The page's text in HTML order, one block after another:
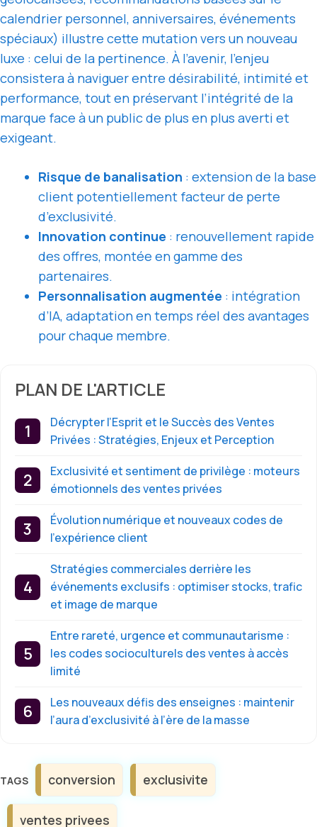
calendrier personnel, anniversaires, événements
spéciaux) illustre cette mutation vers un nouveau
luxe : celui de la pertinence. À l’avenir, l’enjeu
consistera à naviguer entre désirabilité, intimité et
performance, tout en préservant l’intégrité de la
marque face à un public de plus en plus averti et
exigeant.
Risque de banalisation : extension de la base
client potentiellement facteur de perte
d’exclusivité.
Innovation continue : renouvellement rapide
des offres, montée en gamme des
partenaires.
Personnalisation augmentée : intégration
d’IA, adaptation en temps réel des avantages
pour chaque membre.
PLAN DE L'ARTICLE
Décrypter l’Esprit et le Succès des Ventes
Privées : Stratégies, Enjeux et Perception
Exclusivité et sentiment de privilège : moteurs
émotionnels des ventes privées
Évolution numérique et nouveaux codes de
l’expérience client
Stratégies commerciales derrière les
événements exclusifs : optimiser stocks, trafic
et image de marque
Entre rareté, urgence et communautarisme :
les codes socioculturels des ventes à accès
limité
Les nouveaux défis des enseignes : maintenir
l’aura d’exclusivité à l’ère de la masse
Étiquettes
conversion exclusivite
ventes privees